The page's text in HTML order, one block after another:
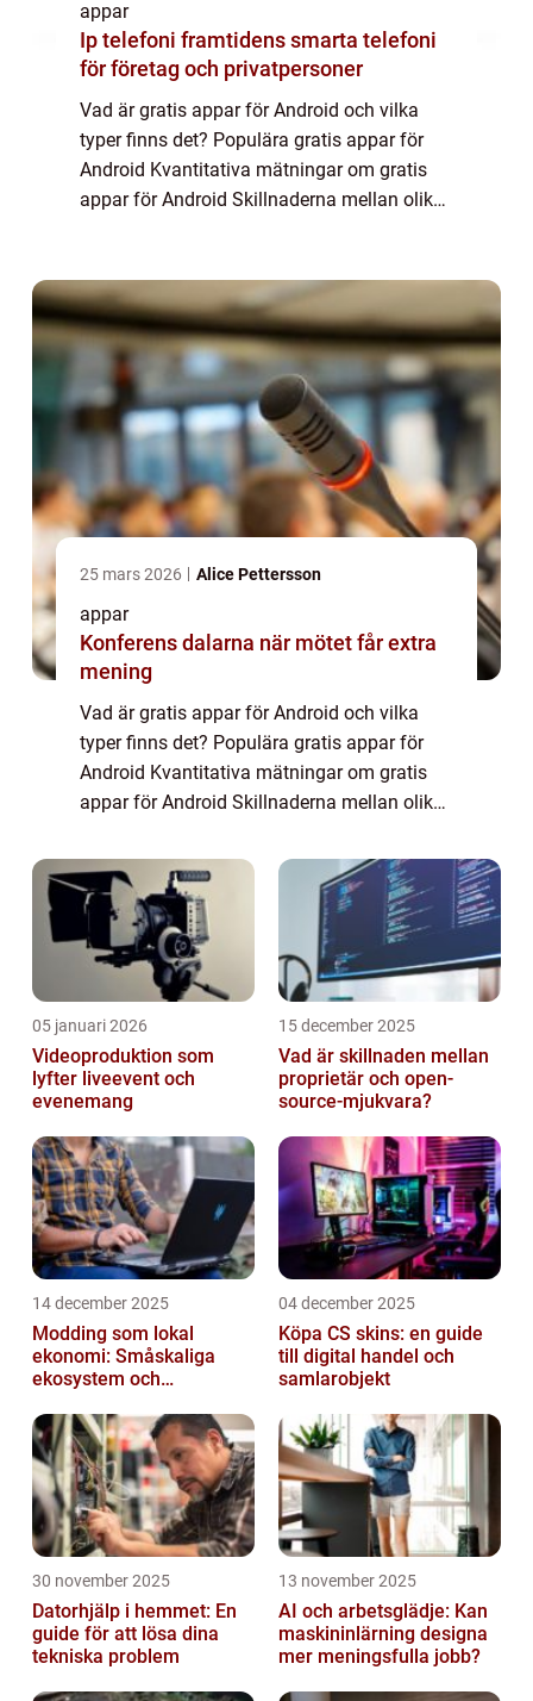
appar
Ip telefoni framtidens smarta telefoni
för företag och privatpersoner
Vad är gratis appar för Android och vilka
typer finns det? Populära gratis appar för
Android Kvantitativa mätningar om gratis
appar för Android Skillnaderna mellan olika
gratis...
25 mars 2026 Alice Pettersson
appar
Konferens dalarna när mötet får extra
mening
Vad är gratis appar för Android och vilka
typer finns det? Populära gratis appar för
Android Kvantitativa mätningar om gratis
appar för Android Skillnaderna mellan olika
genomgång av för- och nackdelar med
gratis...
05 januari 2026
Videoproduktion som
lyfter liveevent och
evenemang
15 december 2025
Vad är skillnaden mellan
proprietär och open-
source-mjukvara?
14 december 2025
Modding som lokal
ekonomi: Småskaliga
ekosystem och
04 december 2025
Köpa CS skins: en guide
till digital handel och
samlarobjekt
30 november 2025
Datorhjälp i hemmet: En
guide för att lösa dina
tekniska problem
13 november 2025
AI och arbetsglädje: Kan
maskininlärning designa
mer meningsfulla jobb?